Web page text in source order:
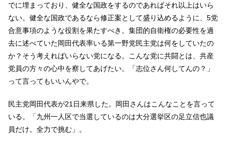
でに埋まっており、健全な国政をするのであればそれ以上はいら
ない。健全な国政であるなら修正案として盛り込めるように、5党
合意事項のような役割を果たすべき。集団的自衛権の必要性を過
去に述べていた岡田代表率いる第一野党民主党は何をしていたの
か？そう考えればいらない党になる。こんな党に共闘とは、共産
党員の方々の心中を察してあげたい。「志位さん何してんの？」
って言ってもいいんやで。
民主党岡田代表が21日来県した。岡田さんはこんなことを言って
いる。「九州一人区で当選しているのは大分選挙区の足立信也議
員だけ。全力で挑む」。